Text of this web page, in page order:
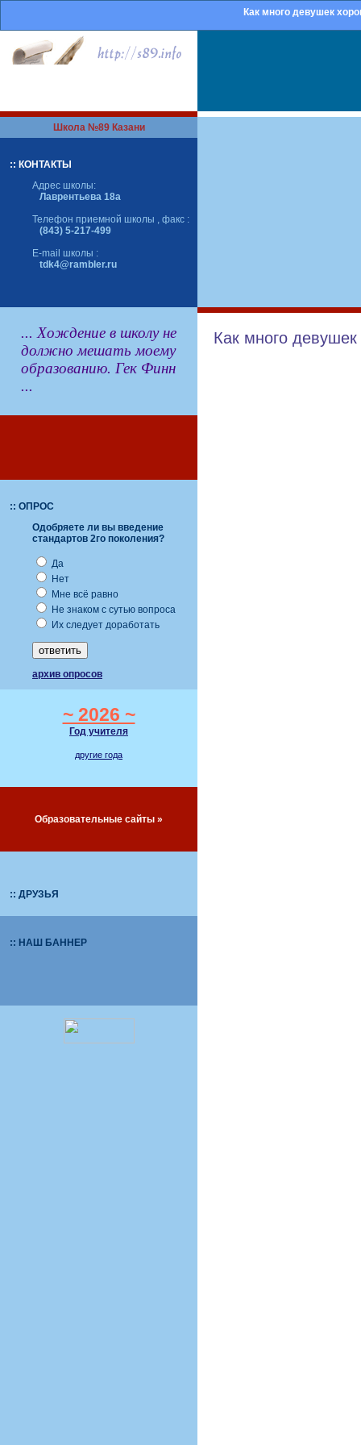
Как много девушек
Школа №89 Казани
:: КОНТАКТЫ
Адрес школы:
Лаврентьева 18а
Телефон приемной школы , факс :
(843) 5-217-499
E-mail школы :
tdk4@rambler.ru
... Хождение в школу не
должно мешать моему
образованию. Гек Финн
...
:: ОПРОС
Одобряете ли вы введение
стандартов 2го поколения?
Да
Нет
Мне всё равно
Не знаком с сутью вопроса
Их следует доработать
архив опросов
~ 2026 ~
Год учителя
другие года
Образовательные сайты »
:: ДРУЗЬЯ
:: НАШ БАННЕР
Как много